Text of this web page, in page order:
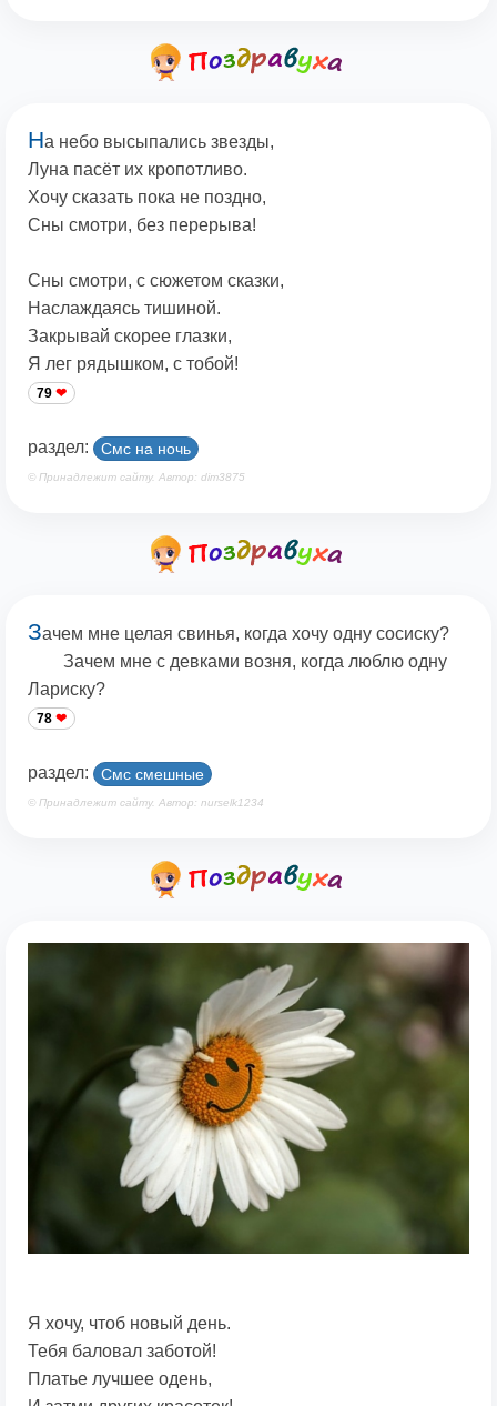
На небо высыпались звезды,
Луна пасёт их кропотливо.
Хочу сказать пока не поздно,
Сны смотри, без перерыва!
Сны смотри, с сюжетом сказки,
Наслаждаясь тишиной.
Закрывай скорее глазки,
Я лег рядышком, с тобой!
79
раздел: Смс на ночь
© Принадлежит сайту. Автор: dim3875
Зачем мне целая свинья, когда хочу одну сосиску?
Зачем мне с девками возня, когда люблю одну
Лариску?
78
раздел: Смс смешные
© Принадлежит сайту. Автор: nurselk1234
Я хочу, чтоб новый день.
Тебя баловал заботой!
Платье лучшее одень,